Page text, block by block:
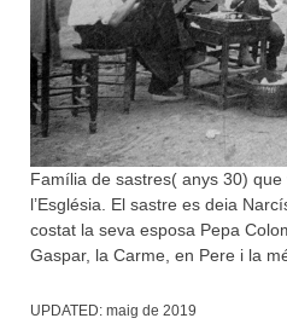
Família de sastres( anys 30)
l’Església. El sastre es deia
costat la seva esposa Pepa
Gaspar, la Carme, en Pere i la
UPDATED: maig de 2019